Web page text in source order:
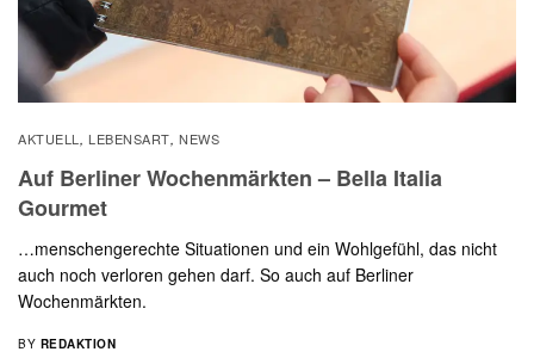
AKTUELL, LEBENSART,NEWS
Auf Berliner Wochenmärkten – Bella Italia
Gourmet
…menschengerechte Situationen und ein Wohlgefühl, das nicht
auch noch verloren gehen darf. So auch auf Berliner
Wochenmärkten.
BY REDAKTION